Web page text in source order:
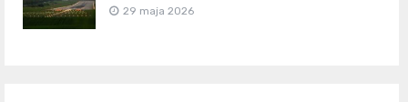
29 maja 2026